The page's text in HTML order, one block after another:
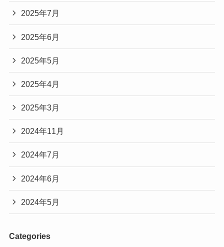
2025年7月
2025年6月
2025年5月
2025年4月
2025年3月
2024年11月
2024年7月
2024年6月
2024年5月
Categories